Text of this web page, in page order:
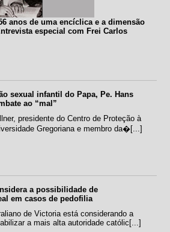
anos de uma encíclica e a dimensão
especial com Frei Carlos
sexual infantil do Papa, Pe. Hans
ao “mal”
presidente do Centro de Proteção à
Gregoriana e membro da�[...]
a possibilidade de
em casos de pedofilia
de Victoria está considerando a
a mais alta autoridade católic[...]